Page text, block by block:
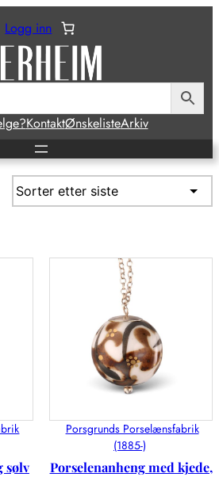
Logg inn
KontaktØnskelisteArkiv
sølv
Porsgrunds Porselænsfabrik
(1885-)
Porselenanheng med kjede,